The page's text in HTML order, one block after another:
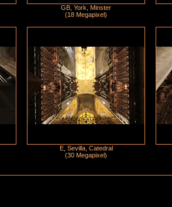
GB, York, Minster
(18 Megapixel)
E, Sevilla, Catedral
(30 Megapixel)